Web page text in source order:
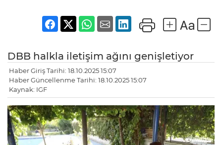
DBB halkla iletişim ağını genişletiyor
Haber Giriş Tarihi: 18.10.2025 15:07
Haber Güncellenme Tarihi: 18.10.2025 15:07
Kaynak: IGF